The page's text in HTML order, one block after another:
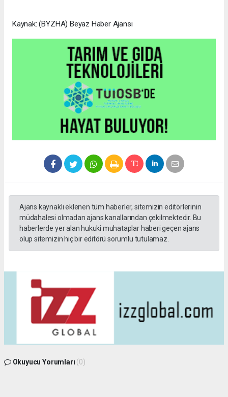
Kaynak: (BYZHA) Beyaz Haber Ajansı
Ajans kaynaklı eklenen tüm haberler, sitemizin editörlerinin
müdahalesi olmadan ajans kanallarından çekilmektedir. Bu
haberlerde yer alan hukuki muhataplar haberi geçen ajans
olup sitemizin hiç bir editörü sorumlu tutulamaz.
Okuyucu Yorumları (0)